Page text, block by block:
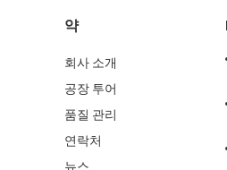
약
회사 소개
공장 투어
품질 관리
연락처
뉴스